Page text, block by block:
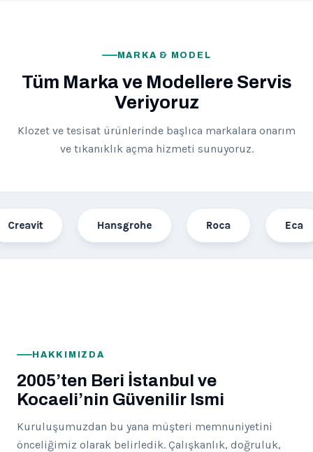
MARKA & MODEL
Tüm Marka ve Modellere Servis
Veriyoruz
Klozet ve tesisat ürünlerinde başlıca markalara onarım
ve tıkanıklık açma hizmeti sunuyoruz.
Hansgrohe
HAKKIMIZDA
2005’ten Beri İstanbul ve
Kocaeli’nin Güvenilir Ismi
Kuruluşumuzdan bu yana müşteri memnuniyetini
önceliğimiz olarak belirledik. Çalışkanlık, doğruluk,